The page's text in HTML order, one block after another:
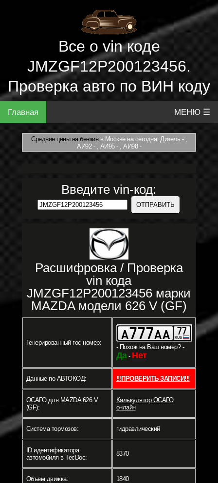
Все о vin коде
JMZGF12P200123456.
Проверка авто по ВИН коду
Главная МЕНЮ ☰
Средние цены на бензинв Москве на сегодня: Дизель - ,
АИ92 - , АИ95 - , АИ98 -
Введите vin-код:
Расшифровка / Проверка
vin кода
JMZGF12P200123456 марки
MAZDA модели 626 V (GF)
Генерированный гос номер:
- Похож на Ваш номер? -
Да- Нет
Данные по АВТОКОД: !!!ПРОВЕРИТЬ ЗАПИСИ!!!
ОСАГО для MAZDA 626 V
(GF):
Калькулятор ОСАГО
онлайн
Система тормозов: гидравлический
ID идентификатора
автомобиля в TecDoc:
8370
Объем движка: 1840